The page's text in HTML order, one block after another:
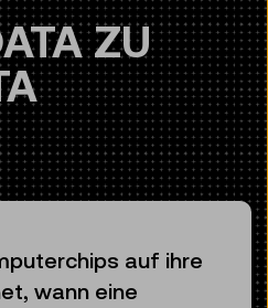
ZU
auf ihre
wann eine